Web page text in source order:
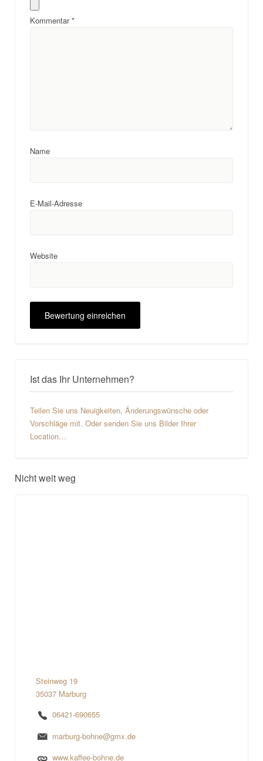
Kommentar*
Name
E-Mail-Adresse
Website
Ist das Ihr Unternehmen?
Teilen Sie uns Neuigkeiten, Änderungswünsche oder
Vorschläge mit. Oder senden Sie uns Bilder Ihrer
Location…
Nicht weit weg
Steinweg 19
35037 Marburg
06421-690655
marburg-bohne@gmx.de
www.kaffee-bohne.de